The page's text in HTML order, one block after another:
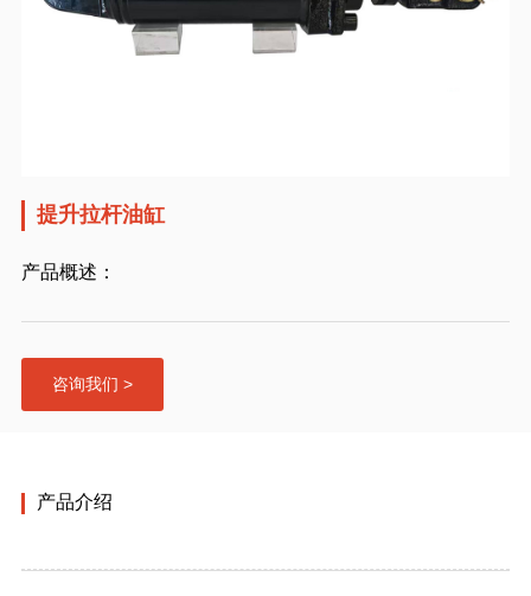
提升拉杆油缸
产品概述：
咨询我们 >
产品介绍